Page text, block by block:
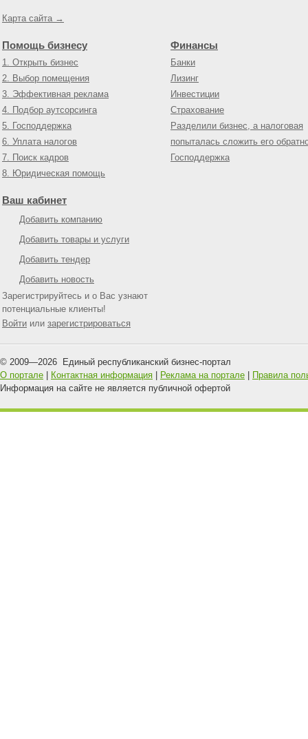
Карта сайта →
Помощь бизнесу
1. Открыть бизнес
2. Выбор помещения
3. Эффективная реклама
4. Подбор аутсорсинга
5. Господдержка
6. Уплата налогов
7. Поиск кадров
8. Юридическая помощь
Финансы
Банки
Лизинг
Инвестиции
Страхование
Разделили бизнес, а налоговая
попыталась сложить его
Господдержка
Ваш кабинет
Добавить компанию
Добавить товары и услуги
Добавить тендер
Добавить новость
Зарегистрируйтесь и о Вас узнают
потенциальные клиенты!
Войти или зарегистрироваться
© 2009—2026 Единый республиканский бизнес-портал
О портале
Контактная информация Реклама на портале
Правила
Информация на сайте не является публичной офертой